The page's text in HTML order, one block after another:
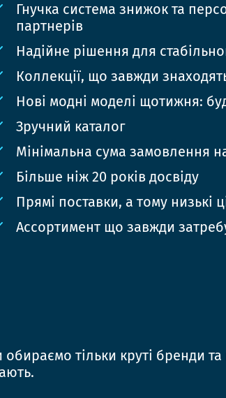
Гнучка система знижок та
партнерів
Надійне рішення для
Коллекції, що завжди
Нові модні моделі щотижня:
Зручний каталог
Мінімальна сума замовлення
Більше ніж 20 років досвіду
Прямі поставки, а тому низькі
Ассортимент що завжди
тільки круті бренди та